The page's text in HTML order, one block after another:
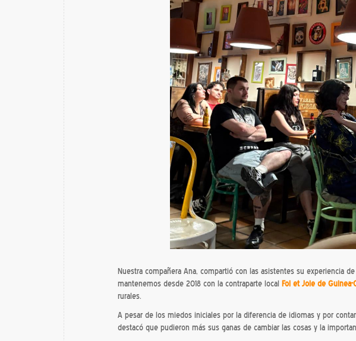
Nuestra compañera Ana, compartió con las asistentes su experiencia
mantenemos desde 2018 con la contraparte local Foi et Joie de Guinea-
rurales.
A pesar de los miedos iniciales por la diferencia de idiomas y por
destacó que pudieron más sus ganas de cambiar las cosas y la